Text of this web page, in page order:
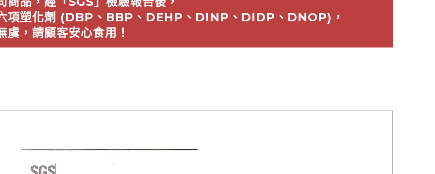
項塑化劑 (DBP、BBP、DEHP、DINP、DIDP、DNOP)，
虞，請顧客安心食用！